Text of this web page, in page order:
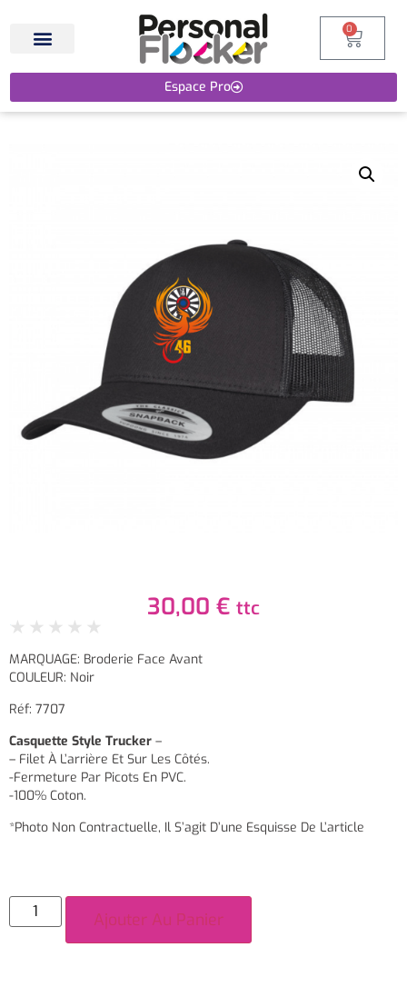
Espace Pro
0
30,00 € ttc
★ ★ ★ ★ ★
MARQUAGE: Broderie Face Avant
COULEUR: Noir
Réf: 7707
Casquette Style Trucker –
– Filet À L’arrière Et Sur Les Côtés.
-Fermeture Par Picots En PVC.
-100% Coton.
*Photo Non Contractuelle, Il S’agit D’une Esquisse De L’article
Ajouter Au Panier